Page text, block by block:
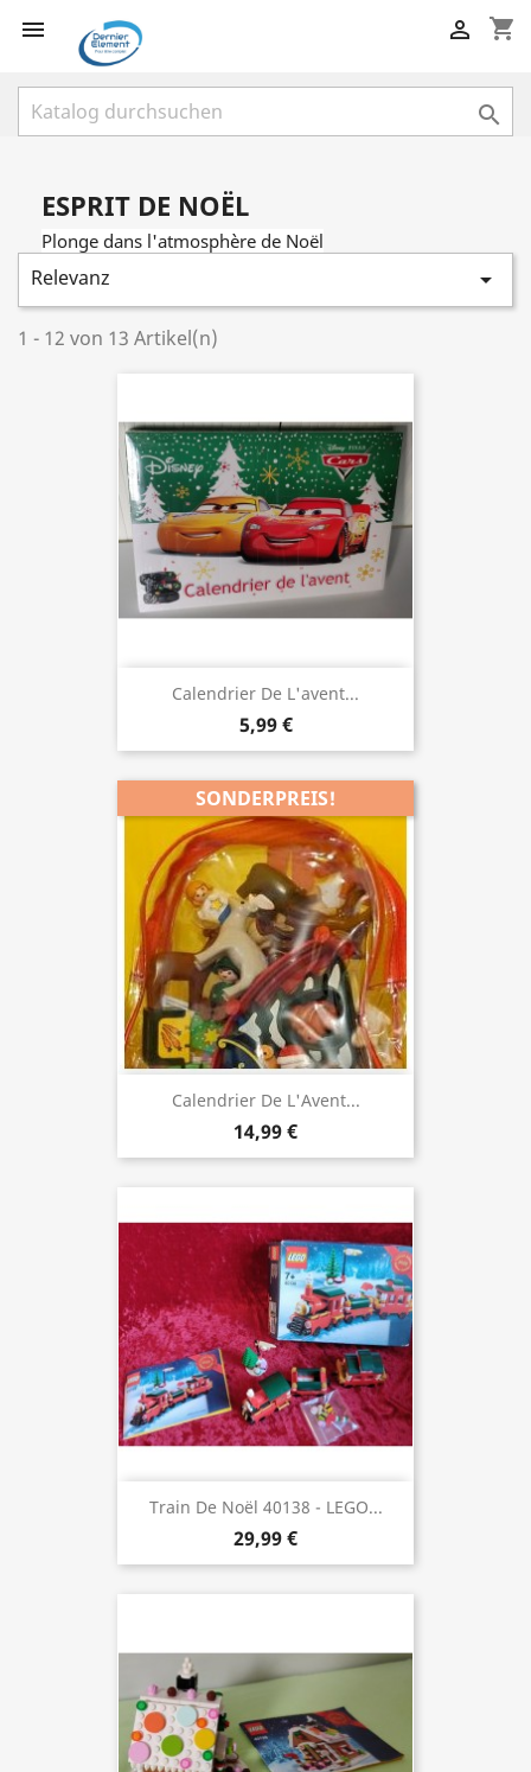
 shopping_cart


ESPRIT DE NOËL
Plonge dans l'atmosphère de Noël
Relevanz 
1 - 12 von 13 Artikel(n)
Calendrier De L'avent...
5,99 €
Calendrier De L'Avent...
14,99 €
SONDERPREIS!
Train De Noël 40138 - LEGO...
29,99 €